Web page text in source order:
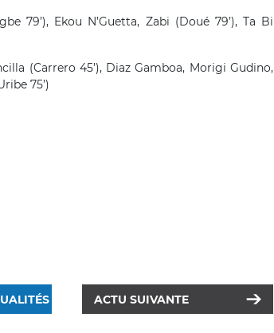
79’), Ekou N’Guetta, Zabi (Doué 79’), Ta Bi
(Carrero 45’), Diaz Gamboa, Morigi Gudino,
75’)
ACTU SUIVANTE